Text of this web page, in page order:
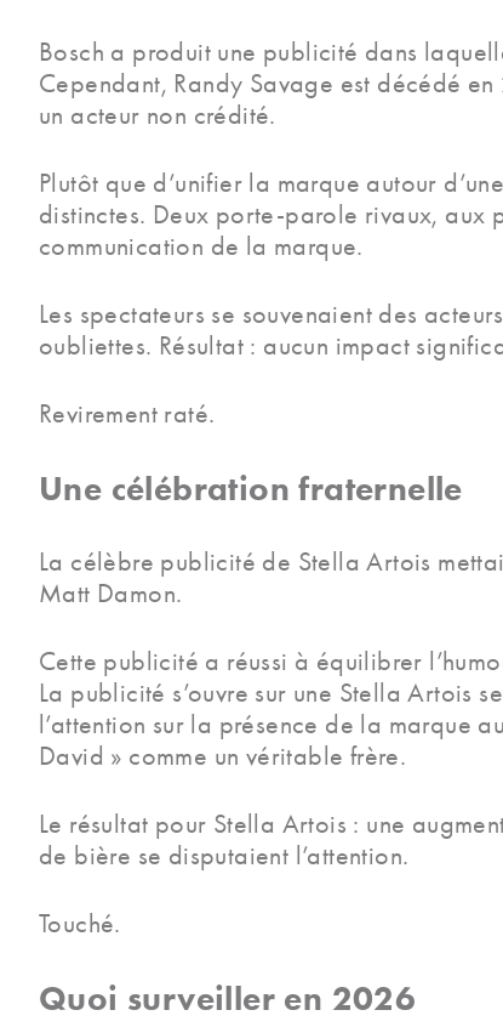
Bosch a produit une publicité dans
Cependant, Randy Savage est décédé
un acteur non crédité.
Plutôt que d’unifier la marque autour
distinctes. Deux porte-parole rivaux, aux
communication de la marque.
Les spectateurs se souvenaient des
oubliettes. Résultat : aucun impact
Revirement raté.
Une célébration fraternelle
La célèbre publicité de Stella Artois
Matt Damon.
Cette publicité a réussi à équilibrer
La publicité s’ouvre sur une Stella Artois
l’attention sur la présence de la marque
David » comme un véritable frère.
Le résultat pour Stella Artois : une
de bière se disputaient l’attention.
Touché.
Quoi surveiller en 2026